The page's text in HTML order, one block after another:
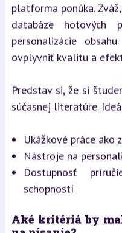
platforma ponúka.
databáze hotových
personalizácie
ovplyvniť kvalitu a
Predstav si, že si
súčasnej literatúre.
Ukážkové práce ako
Nástroje na
Dostupnosť
schopností
Aké kritériá by